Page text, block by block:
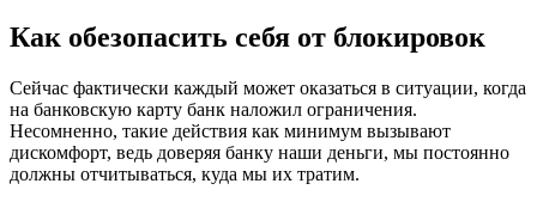
Как обезопасить себя от блокировок
Сейчас фактически каждый может оказаться в ситуации, когда
на банковскую карту банк наложил ограничения.
Несомненно, такие действия как минимум вызывают
дискомфорт, ведь доверяя банку наши деньги, мы постоянно
должны отчитываться, куда мы их тратим.